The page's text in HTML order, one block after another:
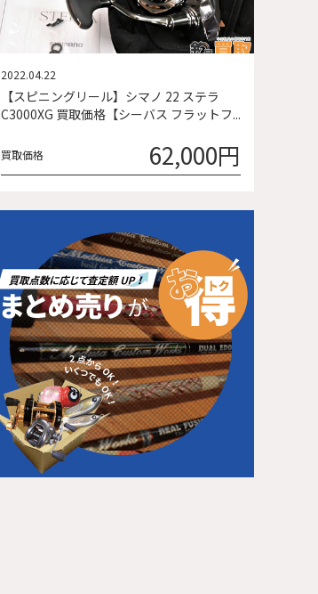
【スピニングリール】シマノ 22 ステラ
C3000XG 買取価格【シーバス フラットフ...
2022.04.22
買取価格 62,000円